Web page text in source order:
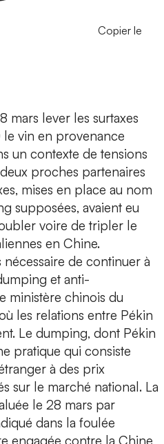
Copier le
mars lever les surtaxes
vin en provenance
un contexte de tensions
proches partenaires
mises en place au nom
supposées, avaient eu
voire de tripler le
en Chine.
nécessaire de continuer à
et anti-
ministère chinois du
les relations entre Pékin
Le dumping, dont Pékin
pratique qui consiste
à des prix
sur le marché national. La
le 28 mars par
dans la foulée
engagée contre la Chine